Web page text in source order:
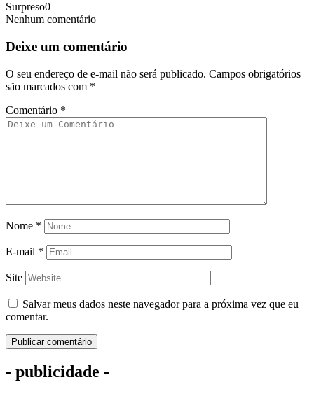
Surpreso0
Nenhum comentário
Deixe um comentário
O seu endereço de e-mail não será publicado. Campos obrigatórios
são marcados com *
Comentário *
Nome *
E-mail *
Site
Salvar meus dados neste navegador para a próxima vez que eu
comentar.
- publicidade -